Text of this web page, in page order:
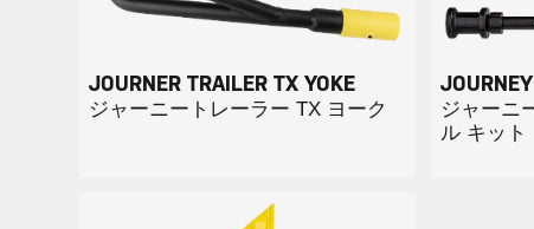
JOURNER TRAILER TX YOKE
ジャーニートレーラー TX ヨーク
ジャーニ
ル キット